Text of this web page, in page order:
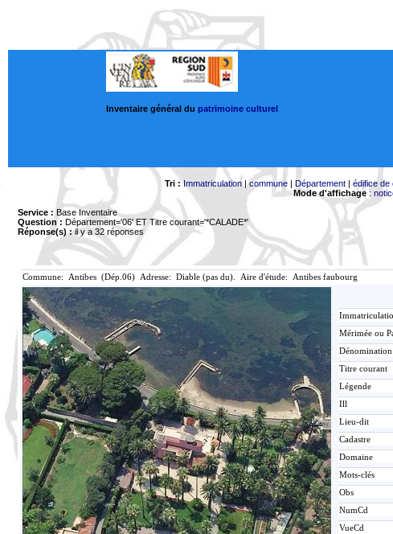
Inventaire général du patrimoine culturel
Tri : Immatriculation|commune| Département| édifice de
Mode d'affichage:
Service : Base Inventaire
Question : Département='06'ET Titre courant='*CALADE*'
Réponse(s) :il y a 32 réponses
Commune: Antibes (Dép.06) Adresse: Diable (pas du). Aire d'étude: Antibes faubourg
Mérimée ou
Dénomination
Titre courant
Légende
Ill
Lieu-dit
Cadastre
Domaine
Mots-clés
Obs
NumCd
VueCd